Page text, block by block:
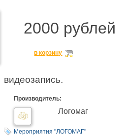
2000 рублей
в корзину
видеозапись.
Производитель:
Логомаг
Мероприятия "ЛОГОМАГ"